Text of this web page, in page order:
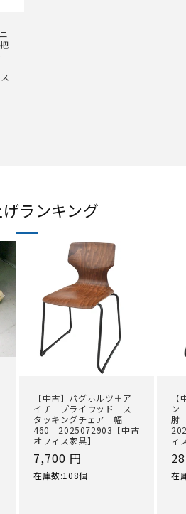
ランキング
【中古】パグホルツ＋ア
イチ プライウッド ス
タッキングチェア 幅
460 2025072903【中古
オフィス家具】
通
常
7,700 円
在庫数:108個
ン
肘
ィ
通
常
在